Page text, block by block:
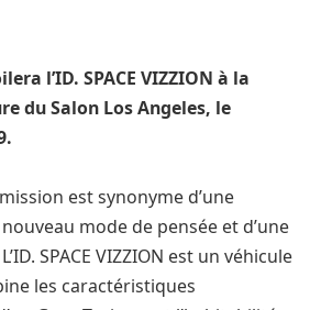
l’ID. SPACE VIZZION à la
du Salon Los Angeles, le
est synonyme d’une
mode de pensée et d’une
SPACE VIZZION est un véhicule
les caractéristiques